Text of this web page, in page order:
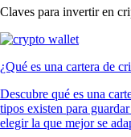
Claves para invertir en
¿Qué es una cartera de
Descubre qué es una
tipos existen para
elegir la que mejor se